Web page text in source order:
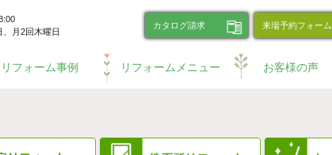
月2回木曜日
カタログ請求 来場予約フォーム
リフォーム事例 リフォームメニュー お客様の声